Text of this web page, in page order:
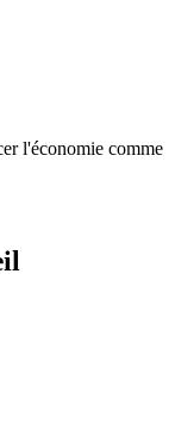
l'économie comme